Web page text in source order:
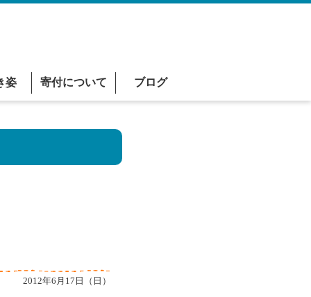
姿 寄付について ブログ
2012年6月17日（日）